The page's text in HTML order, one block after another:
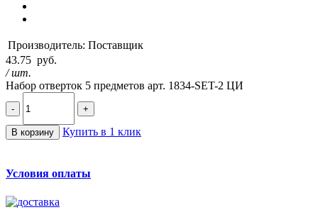
Производитель: Поставщик
43.75 руб.
/ шт.
Набор отверток 5 предметов арт. 1834-SET-2 ЦИ
- +
В корзину Купить в 1 клик
Условия оплаты